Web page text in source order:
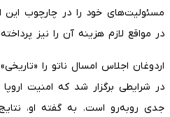
مسئولیت‌های خود را در چارچوب این
در مواقع لازم هزینه آن را نیز
اردوغان اجلاس امسال ناتو را
در شرایطی برگزار شد که امنیت
جدی روبه‌رو است. به گفته او،